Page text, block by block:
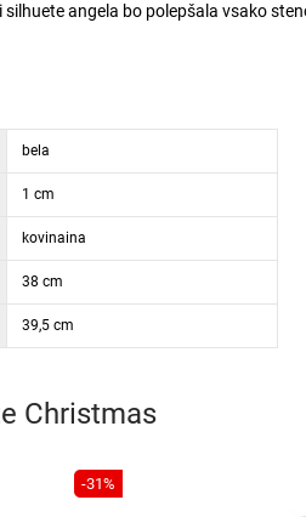
angela bo polepšala vsako
bela
1 cm
kovinaina
38 cm
39,5 cm
Christmas
-31%